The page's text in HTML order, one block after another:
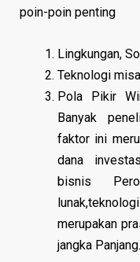
poin-poin penting
Lingkungan,
Teknologi
Pola Pikir
Banyak
faktor ini
dana
bisnis
merupakan
jangka Panjang.